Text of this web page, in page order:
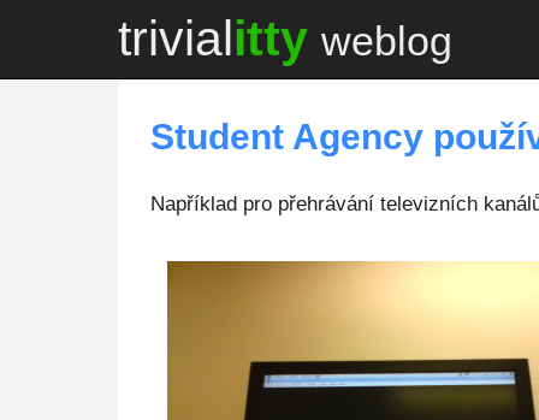
trivialitty weblog
Student Agency
Například pro přehrávání televizních